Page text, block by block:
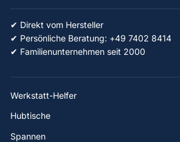
✔ Direkt vom Hersteller
✔ Persönliche Beratung: +49 7402 8414
✔ Familienunternehmen seit 2000
Werkstatt-Helfer
Hubtische
Spannen